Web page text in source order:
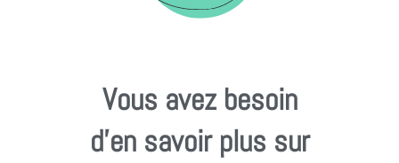
Vous avez besoin
d'en savoir plus sur